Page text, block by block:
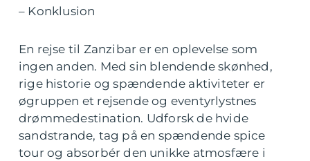
– Konklusion
En rejse til Zanzibar er en oplevelse som
ingen anden. Med sin blendende skønhed,
rige historie og spændende aktiviteter er
øgruppen et rejsende og eventyrlystnes
drømmedestination. Udforsk de hvide
sandstrande, tag på en spændende spice
tour og absorbér den unikke atmosfære i